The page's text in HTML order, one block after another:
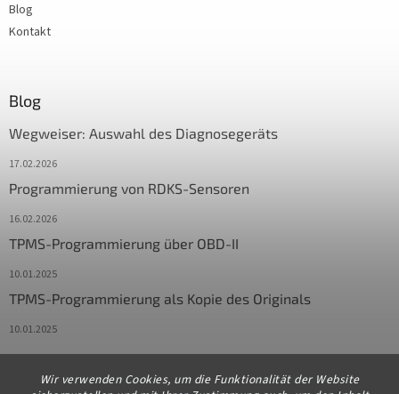
Wir verwenden Cookies, um die Funktionalität der Website
Blog
Kontakt
Blog
Wegweiser: Auswahl des Diagnosegeräts
17.02.2026
Programmierung von RDKS-Sensoren
16.02.2026
TPMS-Programmierung über OBD-II
10.01.2025
TPMS-Programmierung als Kopie des Originals
10.01.2025
Kontakt